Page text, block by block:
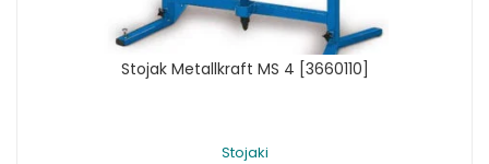
Stojak Metallkraft MS 4 [3660110]
Stojaki